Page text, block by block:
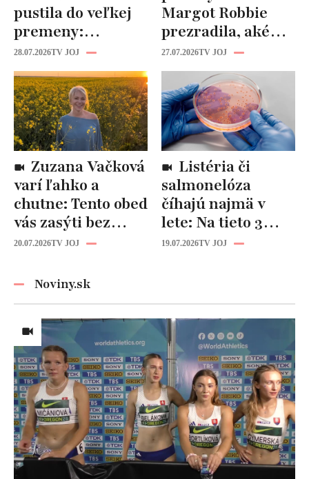
pustila do veľkej
premeny:
Odborníci však
varujú, pozor na
prísne diéty!
28.07.2026TV JOJ
Margot Robbie
prezradila, aké
cviky jej pomohli
spevniť celé telo
27.07.2026TV JOJ
varí ľahko a
chutne: Tento obed
vás zasýti bez
zbytočných kalórií
20.07.2026TV JOJ
salmonelóza
číhajú najmä v
lete: Na tieto 3
pravidlá pri jedle
19.07.2026TV JOJ
Noviny.sk